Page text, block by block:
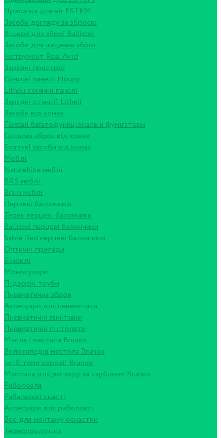
Присипка для ніг ESTEM
Засоби догляду за зброєю
Вішери для зброї Ballistol
Засоби для чищення зброї
Інструмент Real Avid
Зарядні пристрої
Сонячні панелі Houny
Litheli сонячні панелі
Зарядні станції Litheli
Засоби від комах
Flextail багатофункціональні фумігатори
Сольова зброя від комах
Extravel засоби від комах
Меблі
Naturehike меблі
BRS меблі
Brain меблі
Перцеві балончики
Терен перцеві балончики
Ballistol перцеві балончики
Sabre Red перцеві балончики
Оптичні прилади
Біноклі
Монокуляри
Підзорні труби
Пневматична зброя
Аксесуари для пневматики
Пневматичні гвинтівки
Пневматичні пістолети
Масла і мастила Brunox
Велосипедні мастила Brunox
Інгібітори корозії Brunox
Мастила для догляду за карбоном Brunox
Риболовля
Рибальські снасті
Аксесуари для риболовлі
Все для монтажу оснастки
Термопродукція